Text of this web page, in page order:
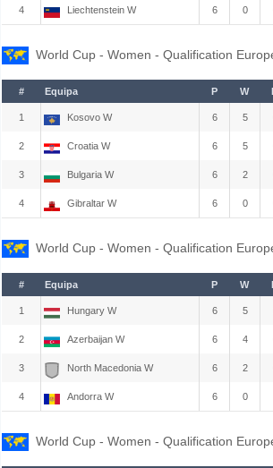
4 Liechtenstein W 6 0
World Cup - Women - Qualification
# Equipa P W
1 Kosovo W 6 5
2 Croatia W 6 5
3 Bulgaria W 6 2
4 Gibraltar W 6 0
World Cup - Women - Qualification
# Equipa P W
1 Hungary W 6 5
2 Azerbaijan W 6 4
3 North Macedonia W 6 2
4 Andorra W 6 0
World Cup - Women - Qualification